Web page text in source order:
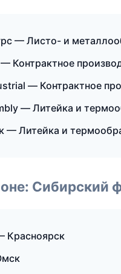
— Листо- и
Контрактное
— Контрактное
— Литейка и
— Литейка и
Сибирский
Красноярск